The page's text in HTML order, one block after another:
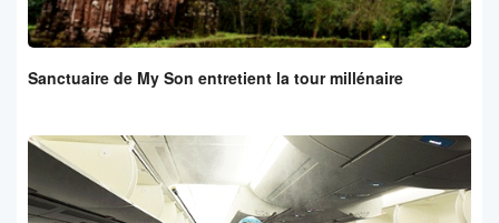
Sanctuaire de My Son entretient la tour millénaire